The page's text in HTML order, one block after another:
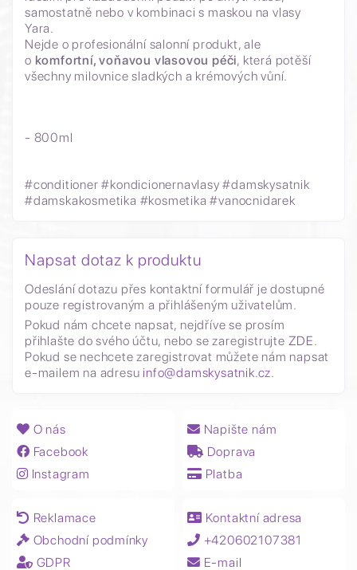
samostatně nebo v kombinaci s maskou na vlasy
Yara.
Nejde o profesionální salonní produkt, ale
o komfortní, voňavou vlasovou péči, která potěší
všechny milovnice sladkých a krémových vůní.
- 800ml
#conditioner #kondicionernavlasy #damskysatnik
#damskakosmetika #kosmetika #vanocnidarek
Napsat dotaz k produktu
Odeslání dotazu přes kontaktní formulář je dostupné
pouze registrovaným a přihlášeným uživatelům.
Pokud nám chcete napsat, nejdříve se prosím
přihlašte do svého účtu, nebo se zaregistrujte ZDE.
Pokud se nechcete zaregistrovat můžete nám napsat
e-mailem na adresu info@damskysatnik.cz.
O nás
Facebook
Instagram
Napište nám
Doprava
Platba
Reklamace
Obchodní podmínky
GDPR
Kontaktní adresa
+420602107381
E-mail